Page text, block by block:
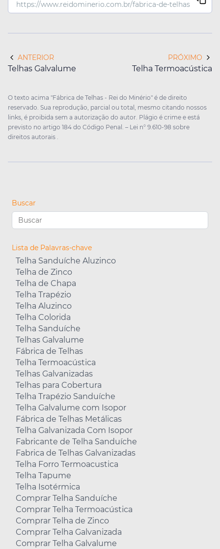
ANTERIOR
Telhas Galvalume
PRÓXIMO
Telha Termoacústica
O texto acima "Fábrica de Telhas - Rei do Minério" é de direito
reservado. Sua reprodução, parcial ou total, mesmo citando nossos
links, é proibida sem a autorização do autor. Plágio é crime e está
previsto no artigo 184 do Código Penal. – Lei n° 9.610-98 sobre
direitos autorais .
Buscar
Lista de Palavras-chave
Telha Sanduíche Aluzinco
Telha de Zinco
Telha de Chapa
Telha Trapézio
Telha Aluzinco
Telha Colorida
Telha Sanduíche
Telhas Galvalume
Fábrica de Telhas
Telha Termoacústica
Telhas Galvanizadas
Telhas para Cobertura
Telha Trapézio Sanduíche
Telha Galvalume com Isopor
Fábrica de Telhas Metálicas
Telha Galvanizada Com Isopor
Fabricante de Telha Sanduíche
Fabrica de Telhas Galvanizadas
Telha Forro Termoacustica
Telha Tapume
Telha Isotérmica
Comprar Telha Sanduíche
Comprar Telha Termoacústica
Comprar Telha de Zinco
Comprar Telha Galvanizada
Comprar Telha Galvalume